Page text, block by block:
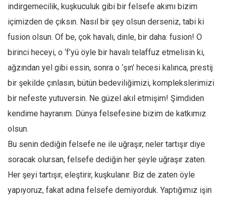
Instagram
YouTube
Editörden
Mahmut Toptaş
Yvonne Ridley
Ömer Kayani
Yusuf Armağan
Hasanali Yıldırım
Leyla Şerif Emin
indirgemecilik, kuşkuculuk gibi bir felsefe akımı bizim
içimizden de çıksın. Nasıl bir şey olsun derseniz, tabi ki
fusion olsun. Of be, çok havalı, dinle, bir daha: fusion! O
birinci heceyi, o ‘f’yü öyle bir havalı telaffuz etmelisin ki,
ağzından yel gibi essin, sonra o ‘şın’ hecesi kalınca, prestij
bir şekilde çınlasın, bütün bedeviliğimizi, komplekslerimizi
bir nefeste yutuversin. Ne güzel akıl etmişim! Şimdiden
kendime hayranım. Dünya felsefesine bizim de katkımız
olsun.
Bu senin dediğin felsefe ne ile uğraşır, neler tartışır diye
soracak olursan, felsefe dediğin her şeyle uğraşır zaten.
Her şeyi tartışır, eleştirir, kuşkulanır. Biz de zaten öyle
yapıyoruz, fakat adına felsefe demiyorduk. Yaptığımız işin